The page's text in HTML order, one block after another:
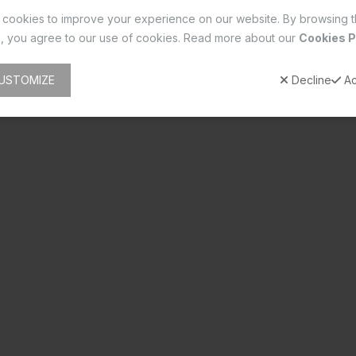
cookies to improve your experience on our website. By browsing
you agree to our use of cookies. Read more about our Cookies
Decline